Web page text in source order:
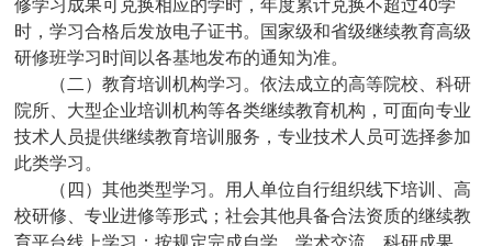
时，学习合格后发放电子证书。国家级和省级继续教育高级
研修班学习时间以各基地发布的通知为准。
（二）教育培训机构学习。依法成立的高等院校、科研
院所、大型企业培训机构等各类继续教育机构，可面向专业
技术人员提供继续教育培训服务，专业技术人员可选择参加
此类学习。
（四）其他类型学习。用人单位自行组织线下培训、高
校研修、专业进修等形式；社会其他具备合法资质的继续教